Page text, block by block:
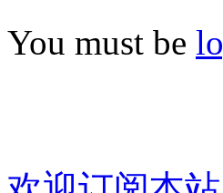
You must be